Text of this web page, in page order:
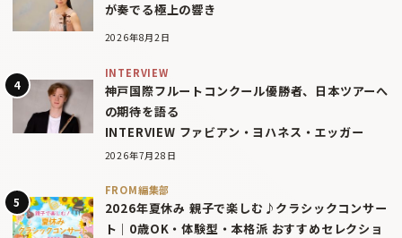
が奏でる極上の響き
2026年8月2日
INTERVIEW
神戸国際フルートコンクール優勝者、日本ツアーへ
の期待を語る
INTERVIEW ファビアン・ヨハネス・エッガー
2026年7月28日
FROM編集部
2026年夏休み 親子で楽しむ♪クラシックコンサー
ト｜0歳OK・体験型・本格派 おすすめセレクショ